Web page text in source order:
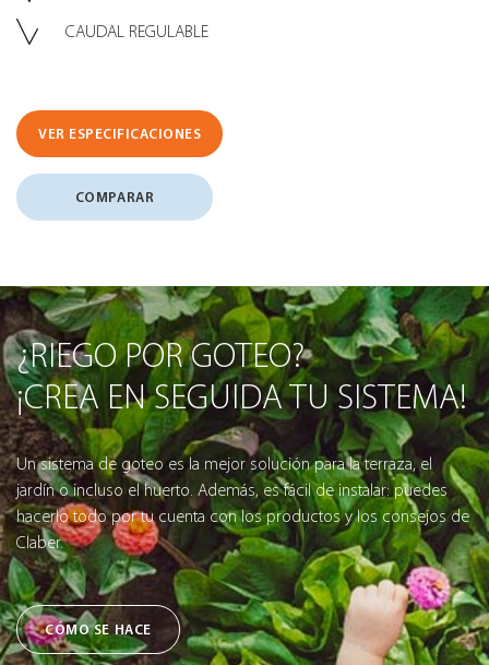
CAUDAL REGULABLE
VER ESPECIFICACIONES
COMPARAR
¿RIEGO POR GOTEO?
¡CREA EN SEGUIDA TU SISTEMA!
Un sistema de goteo es la mejor solución para la terraza, el
jardín o incluso el huerto. Además, es fácil de instalar: puedes
hacerlo todo por tu cuenta con los productos y los consejos de
Claber.
CÓMO SE HACE